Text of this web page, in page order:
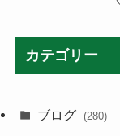
カテゴリー
ブログ (280)